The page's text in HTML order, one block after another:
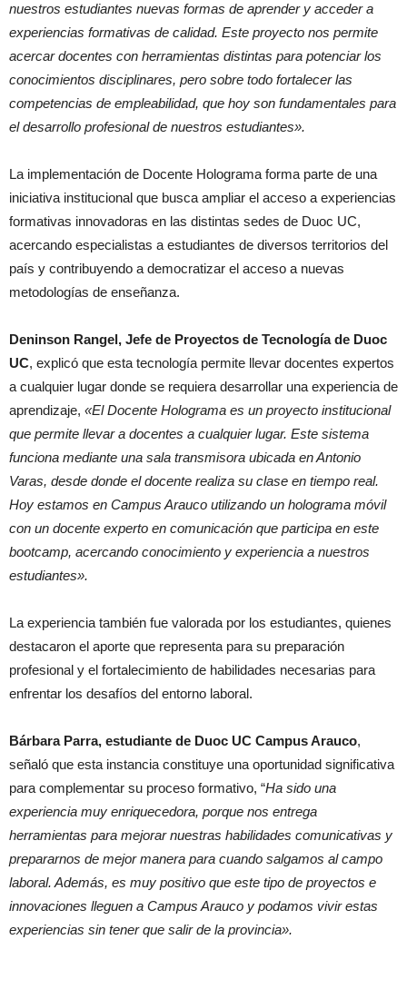
nuestros estudiantes nuevas formas de aprender y acceder a
experiencias formativas de calidad. Este proyecto nos permite
acercar docentes con herramientas distintas para potenciar los
conocimientos disciplinares, pero sobre todo fortalecer las
competencias de empleabilidad, que hoy son fundamentales para
el desarrollo profesional de nuestros estudiantes».
La implementación de Docente Holograma forma parte de una
iniciativa institucional que busca ampliar el acceso a experiencias
formativas innovadoras en las distintas sedes de Duoc UC,
acercando especialistas a estudiantes de diversos territorios del
país y contribuyendo a democratizar el acceso a nuevas
metodologías de enseñanza.
Deninson Rangel, Jefe de Proyectos de Tecnología de Duoc
UC, explicó que esta tecnología permite llevar docentes expertos
a cualquier lugar donde se requiera desarrollar una experiencia de
aprendizaje, «El Docente Holograma es un proyecto institucional
que permite llevar a docentes a cualquier lugar. Este sistema
funciona mediante una sala transmisora ubicada en Antonio
Varas, desde donde el docente realiza su clase en tiempo real.
Hoy estamos en Campus Arauco utilizando un holograma móvil
con un docente experto en comunicación que participa en este
bootcamp, acercando conocimiento y experiencia a nuestros
estudiantes».
La experiencia también fue valorada por los estudiantes, quienes
destacaron el aporte que representa para su preparación
profesional y el fortalecimiento de habilidades necesarias para
enfrentar los desafíos del entorno laboral.
Bárbara Parra, estudiante de Duoc UC Campus Arauco,
señaló que esta instancia constituye una oportunidad significativa
para complementar su proceso formativo, “Ha sido una
experiencia muy enriquecedora, porque nos entrega
herramientas para mejorar nuestras habilidades comunicativas y
prepararnos de mejor manera para cuando salgamos al campo
laboral. Además, es muy positivo que este tipo de proyectos e
innovaciones lleguen a Campus Arauco y podamos vivir estas
experiencias sin tener que salir de la provincia».